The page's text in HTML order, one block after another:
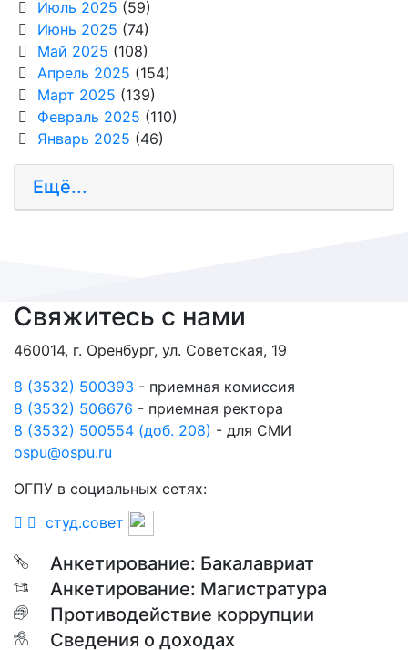
Июль 2025 (59)
Июнь 2025 (74)
Май 2025 (108)
Апрель 2025 (154)
Март 2025 (139)
Февраль 2025 (110)
Январь 2025 (46)
Ещё...
Свяжитесь с нами
460014, г. Оренбург, ул. Советская, 19
8 (3532) 500393 - приемная комиссия
8 (3532) 506676 - приемная ректора
8 (3532) 500554 (доб. 208) - для СМИ
ospu@ospu.ru
ОГПУ в социальных сетях:
студ.совет
Анкетирование: Бакалавриат
Анкетирование: Магистратура
Противодействие коррупции
Сведения о доходах